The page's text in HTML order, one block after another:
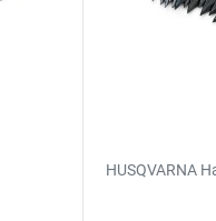
HUSQVARNA